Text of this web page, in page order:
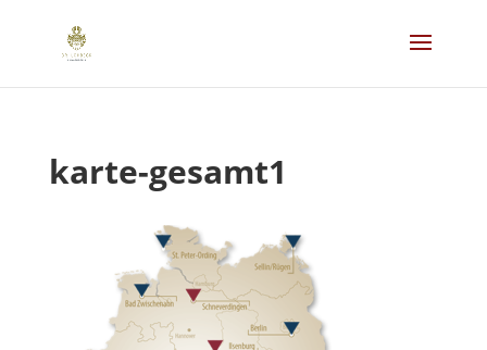
karte-gesamt1